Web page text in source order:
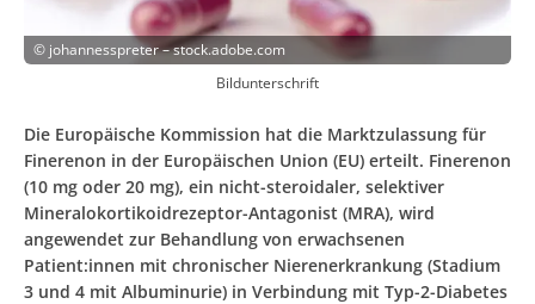
© johannesspreter – stock.adobe.com
Bildunterschrift
Die Europäische Kommission hat die Marktzulassung für
Finerenon in der Europäischen Union (EU) erteilt. Finerenon
(10 mg oder 20 mg), ein nicht-steroidaler, selektiver
Mineralokortikoidrezeptor-Antagonist (MRA), wird
angewendet zur Behandlung von erwachsenen
Patient:innen mit chronischer Nierenerkrankung (Stadium
3 und 4 mit Albuminurie) in Verbindung mit Typ-2-Diabetes